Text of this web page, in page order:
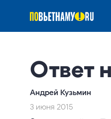
Ответ
Андрей Кузьмин
3 июня 2015